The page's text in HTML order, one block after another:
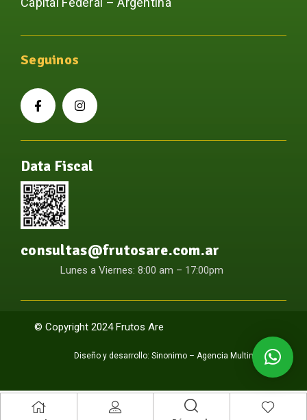
Seguinos
Data Fiscal
consultas@frutosare.com.ar
Lunes a Viernes: 8:00 am – 17:00pm
© Copyright 2024 Frutos Are
Diseño y desarrollo: Sinonimo – Agencia Multimedia